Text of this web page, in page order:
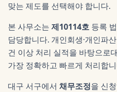
맞는 제도를 선택해야 합니다.
본 사무소는 제10114호 등록
담당합니다. 개인회생·개인파산
건 이상 처리 실적을 바탕으로
가장 정확하고 빠르게 처리합
대구 서구에서 채무조정을 신